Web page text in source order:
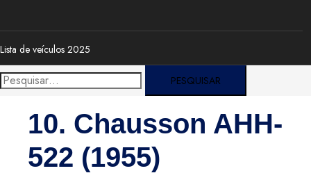
Lista de veículos 2025
Pesquisar
10. Chausson AHH-
522 (1955)